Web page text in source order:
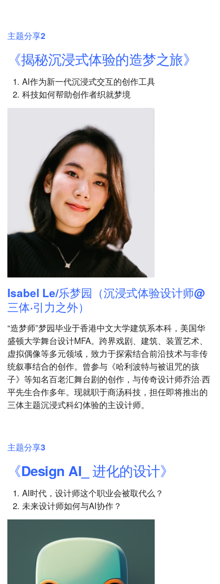
主题分享2
《揭秘沉浸式体验的造梦之旅》
AI作为新一代沉浸式交互的创作工具
科技如何帮助创作者织就梦境
Isabel Le/乐梦园（沉浸式体验设计师@
三体·引力之外）
“造梦师”梦园毕业于香港中文大学建筑系本科，美国华
盛顿大学舞台设计MFA。跨界戏剧、建筑、装置艺术、
虚拟偶像等多元领域，致力于探索结合前沿技术与非传
统叙事结合的创作。曾参与《哈利波特与被诅咒的孩
子》等知名百老汇舞台剧的创作，与传奇设计师乔治·西
平先生合作多年。现就职于商汤科技，担任即将推出的
三体主题沉浸式科幻体验的主设计师。
主题分享3
《Design AI_ 进化的设计》
AI时代，设计师这个职业会被取代么？
未来设计师如何与AI协作？